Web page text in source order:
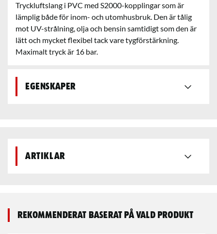
Tryckluftslang i PVC med S2000-kopplingar som är
lämplig både för inom- och utomhusbruk. Den är tålig
mot UV-strålning, olja och bensin samtidigt som den är
lätt och mycket flexibel tack vare tygförstärkning.
Maximalt tryck är 16 bar.
Egenskaper
Artiklar
Rekommenderat baserat på vald produkt